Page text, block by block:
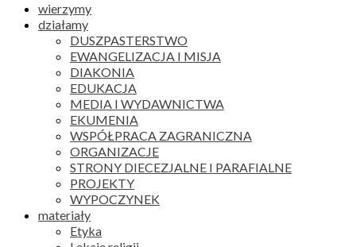
wierzymy
działamy
DUSZPASTERSTWO
EWANGELIZACJA I MISJA
DIAKONIA
EDUKACJA
MEDIA I WYDAWNICTWA
EKUMENIA
WSPÓŁPRACA ZAGRANICZNA
ORGANIZACJE
STRONY DIECEZJALNE I PARAFIALNE
PROJEKTY
WYPOCZYNEK
materiały
Etyka